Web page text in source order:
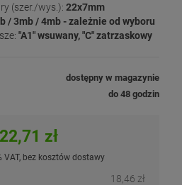
(szer./wys.): 22x7mm
/ 3mb / 4mb - zależnie od wyboru
"A1" wsuwany, "C" zatrzaskowy
dostępny w magazynie
do 48 godzin
22,71 zł
VAT, bez kosztów dostawy
18,46 zł